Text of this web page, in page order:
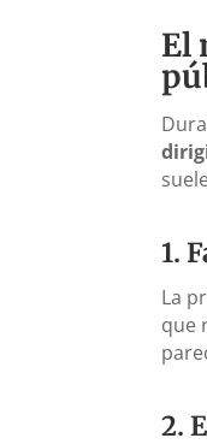
El
1.
La
que
2.